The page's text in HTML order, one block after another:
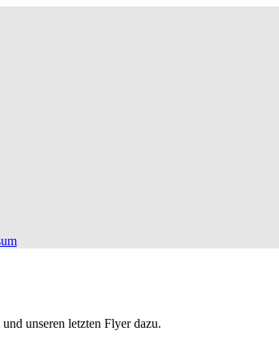
unseren letzten Flyer dazu.